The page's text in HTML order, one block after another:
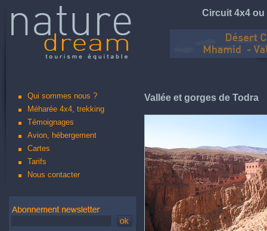
Circuit 4x4
Qui sommes nous ?
Méharée 4x4, trekking
Témoignages
Avion, hébergement
Cartes
Tarifs
Nous contacter
Vallée et gorges de Todra